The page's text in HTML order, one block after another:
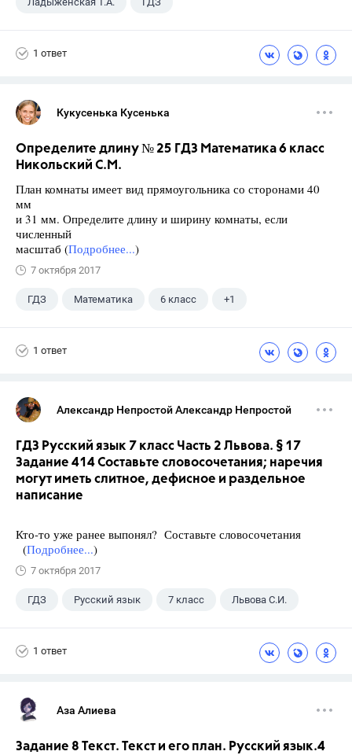
1 ответ
Кукусенька Кусенька
Определите длину № 25 ГДЗ Математика 6 класс
Никольский С.М.
План комнаты имеет вид прямоугольника со сторонами 40
мм
и 31 мм. Определите длину и ширину комнаты, если
численный
масштаб (Подробнее...)
7 октября 2017
ГДЗ Математика 6 класс +1
1 ответ
Александр Непростой Александр Непростой
ГДЗ Русский язык 7 класс Часть 2 Львова. § 17
Задание 414 Составьте словосочетания; наречия
могут иметь слитное, дефисное и раздельное
написание
Кто-то уже ранее выпонял? Составьте словосочетания
(Подробнее...)
7 октября 2017
ГДЗ Русский язык 7 класс Львова С.И.
1 ответ
Аза Алиева
Задание 8 Текст. Текст и его план. Русский язык.4